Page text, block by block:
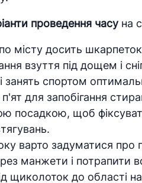
проведення часуна
місту досить
взуття під дощем і
занять спортом
п'ят для запобігання
посадкою, щоб
варто задуматися про
манжети і потрапити
щиколоток до області